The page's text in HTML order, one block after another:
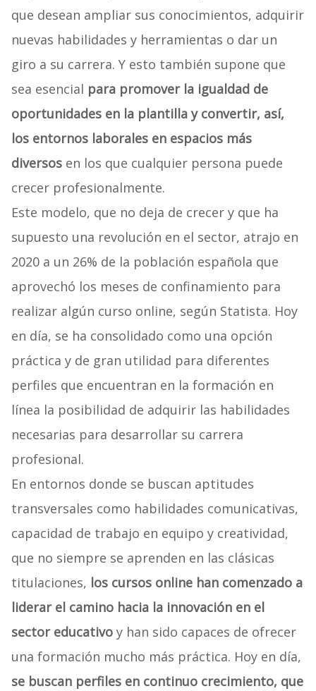
que desean ampliar sus conocimientos, adquirir
nuevas habilidades y herramientas o dar un
giro a su carrera. Y esto también supone que
sea esencial para promover la igualdad de
oportunidades en la plantilla y convertir, así,
los entornos laborales en espacios más
diversosen los que cualquier persona puede
crecer profesionalmente.
Este modelo, que no deja de crecer y que ha
supuesto una revolución en el sector, atrajo en
2020 a un 26% de la población española que
aprovechó los meses de confinamiento para
realizar algún curso online, según Statista. Hoy
en día, se ha consolidado como una opción
práctica y de gran utilidad para diferentes
perfiles que encuentran en la formación en
línea la posibilidad de adquirir las habilidades
necesarias para desarrollar su carrera
profesional.
En entornos donde se buscan aptitudes
transversales como habilidades comunicativas,
capacidad de trabajo en equipo y creatividad,
que no siempre se aprenden en las clásicas
titulaciones, los cursos online han comenzado a
liderar el camino hacia la innovación en el
sector educativoy han sido capaces de ofrecer
una formación mucho más práctica. Hoy en día,
se buscan perfiles en continuo crecimiento, que